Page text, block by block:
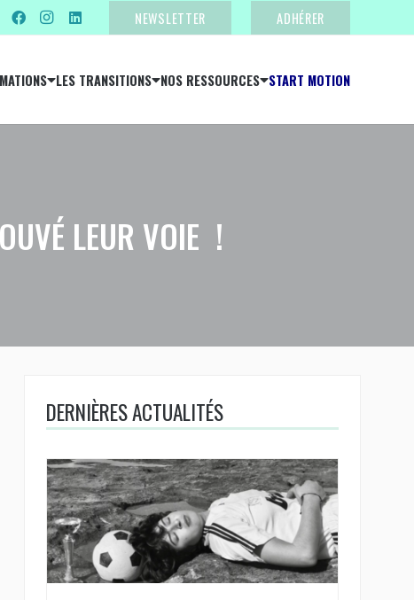
NEWSLETTER ADHÉRER
LES TRANSITIONS NOS RESSOURCES START MOTION
LEUR VOIE !
DERNIÈRES ACTUALITÉS